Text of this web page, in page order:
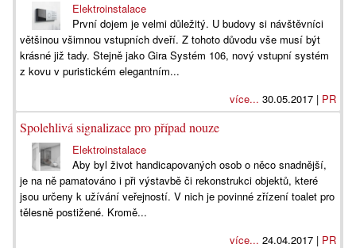
Elektroinstalace
První dojem je velmi důležitý. U budovy si návštěvníci
většinou všimnou vstupních dveří. Z tohoto důvodu vše musí být
krásné již tady. Stejně jako Gira Systém 106, nový vstupní systém
z kovu v puristickém elegantním...
více... 30.05.2017 | PR
Spolehlivá signalizace pro případ nouze
Elektroinstalace
Aby byl život handicapovaných osob o něco snadnější,
je na ně pamatováno i při výstavbě či rekonstrukci objektů, které
jsou určeny k užívání veřejností. V nich je povinné zřízení toalet pro
tělesně postižené. Kromě...
více... 24.04.2017 | PR